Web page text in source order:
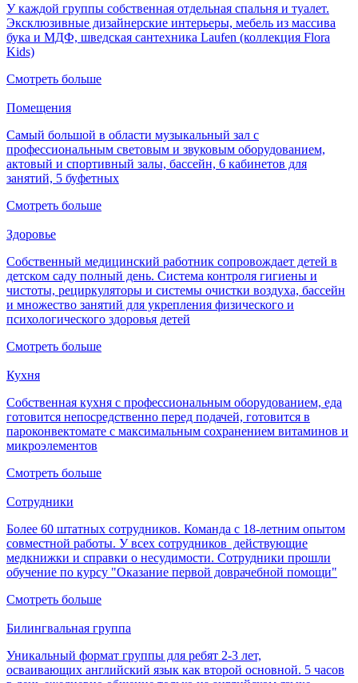
У каждой группы ­собственная отдельная спальня и туалет.
Эксклюзивные дизайнерские интерьеры, мебель из массива
бука и МДФ, шведская сантехника Laufen (коллекция Flora
Kids)
Смотреть больше
Помещения
Самый большой в области музыкальный зал с
профессиональным световым и звуковым оборудованием,
актовый и спортивный залы, бассейн, 6 кабинетов для
занятий, 5 буфетных
Смотреть больше
Здоровье
Собственный медицинский работник сопровождает детей в
детском саду полный день. Система контроля гигиены и
чистоты, рециркуляторы и системы очистки воздуха, бассейн
и множество занятий для укрепления физического и
психологического здоровья детей
Смотреть больше
Кухня
Собственная кухня с профессиональным оборудованием, еда
готовится непосредственно перед подачей, готовится в
пароконвектомате с максимальным сохранением витаминов и
микроэлементов
Смотреть больше
Сотрудники
Более 60 штатных сотрудников. Команда с 18­-летним опытом
совместной работы. У всех сотрудников ­ действующие
медкнижки и справки о несудимости. Сотрудники прошли
обучение по курсу "Оказание первой доврачебной помощи"
Смотреть больше
Билингвальная группа
Уникальный формат группы для ребят 2-3 лет,
осваивающих английский язык как второй основной. 5 часов